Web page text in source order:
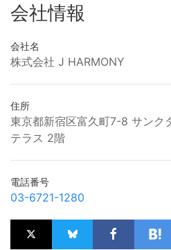
会社情報
会社名
株式会社 J HARMONY
住所
東京都新宿区富久町7-8 サンク
テラス 2階
電話番号
03-6721-1280